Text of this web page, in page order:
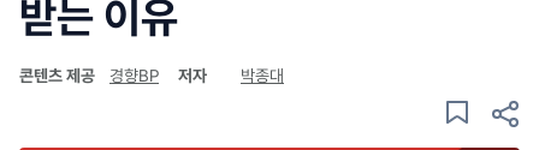
받는 이유
콘텐츠 제공 경향BP 저자 박종대